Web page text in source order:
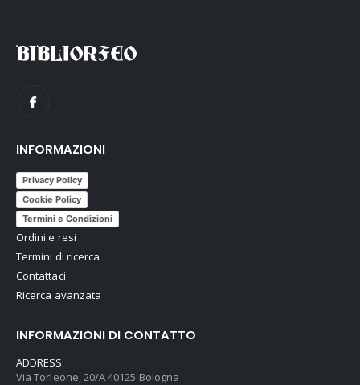
INFORMAZIONI
Privacy Policy
Cookie Policy
Termini e Condizioni
Ordini e resi
Termini di ricerca
Contattaci
Ricerca avanzata
INFORMAZIONI DI CONTATTO
ADDRESS:
Via Torleone, 20/A 40125 Bologna